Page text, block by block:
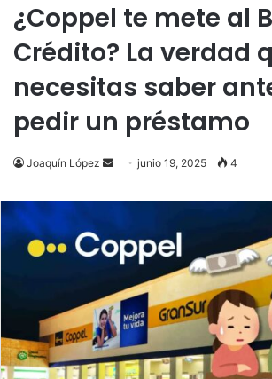
¿Coppel te mete al
Crédito? La verdad
necesitas saber
pedir un préstamo
Joaquín López
Send
email
junio 19, 2025 4